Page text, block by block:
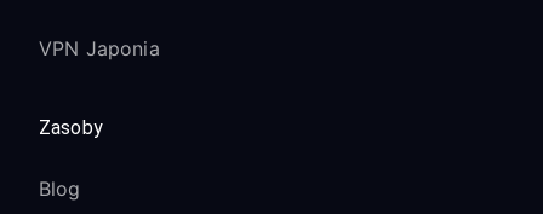
VPN Japonia
Zasoby
Blog